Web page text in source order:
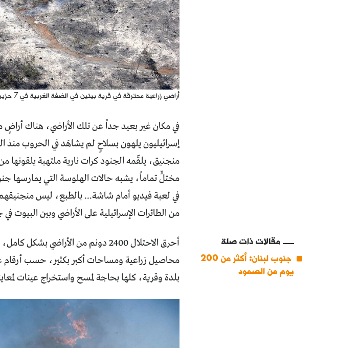
أراضي زراعية محترقة في قرية بيتين في الضفة الغربية في 7 حزيران يونيو 2024 (الصورة عن وكالة الأناضول)
في مكان غير بعيد جداً عن تلك الأراضي، هناك
إسرائيليون يلهون بسلاحٍ لم يشاهَد في الحروب
منجنيق، يلقّمه الجنود كرات نارية ملتهبة يلقونها
مختلٍّ تماماً، يشبه حالات الهلوسة التي يمارسها
في لعبة فيديو أمام شاشة... بالطبع، ليس منجنيقهم
من الطائرات الإسرائيلية على الأراضي وبين البيوت
مقالات ذات صلة
جنوب لبنان: أكثر من 200
يوم من الصمود
بلدة وقرية، كلها بحاجة لمسح واستخراج عينات